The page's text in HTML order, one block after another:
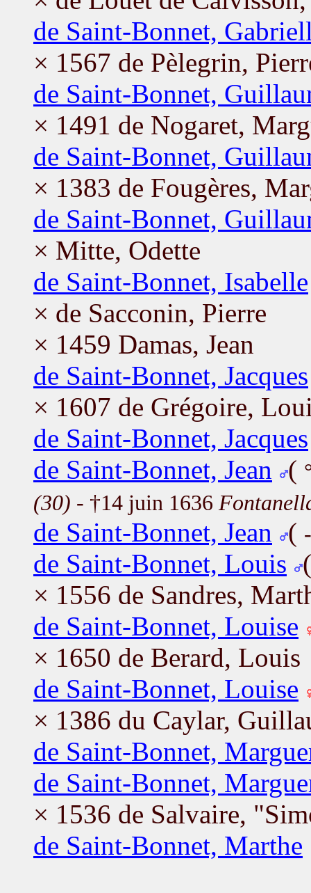
de Saint-Bonnet,
× 1567 de Pèlegrin,
de Saint-Bonnet,
× 1491 de Nogaret,
de Saint-Bonnet,
× 1383 de Fougères,
de Saint-Bonnet,
× Mitte, Odette
de Saint-Bonnet, Isabelle
× de Sacconin, Pierre
× 1459 Damas, Jean
de Saint-Bonnet, Jacques
× 1607 de Grégoire,
de Saint-Bonnet, Jacques
de Saint-Bonnet, Jean
(
(30) - †14 juin 1636
de Saint-Bonnet, Jean (
de Saint-Bonnet, Louis
× 1556 de Sandres,
de Saint-Bonnet, Louise
× 1650 de Berard, Louis
de Saint-Bonnet, Louise
× 1386 du Caylar,
de Saint-Bonnet,
de Saint-Bonnet,
× 1536 de Salvaire,
de Saint-Bonnet, Marthe